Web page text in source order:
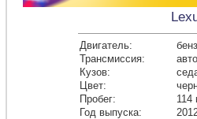
Двигатель:
Трансмиссия:
Кузов:
Цвет:
Пробег:
114
Год выпуска: